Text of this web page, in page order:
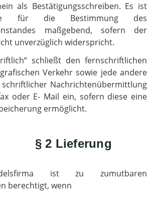
als Bestätigungsschreiben. Es ist
für die Bestimmung des
maßgebend, sofern der
unverzüglich widerspricht.
schließt den fernschriftlichen
Verkehr sowie jede andere
Nachrichtenübermittlung
oder E- Mail ein, sofern diese eine
ermöglicht.
§ 2 Lieferung
ist zu zumutbaren
berechtigt, wenn